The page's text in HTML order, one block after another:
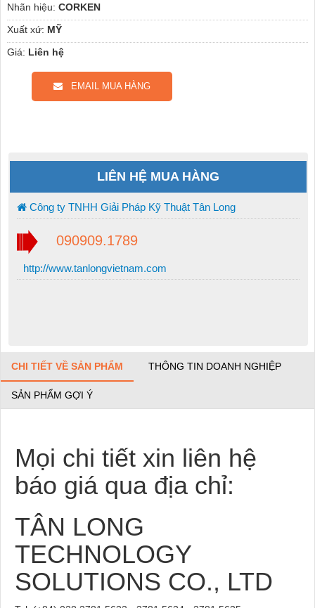
Nhãn hiệu: CORKEN
Xuất xứ: MỸ
Giá: Liên hệ
EMAIL MUA HÀNG
LIÊN HỆ MUA HÀNG
Công ty TNHH Giải Pháp Kỹ Thuật Tân Long
090909.1789
http://www.tanlongvietnam.com
CHI TIẾT VỀ SẢN PHẨM THÔNG TIN DOANH NGHIỆP
SẢN PHẨM GỢI Ý
Mọi chi tiết xin liên hệ
báo giá qua địa chỉ:
TÂN LONG
TECHNOLOGY
SOLUTIONS CO., LTD